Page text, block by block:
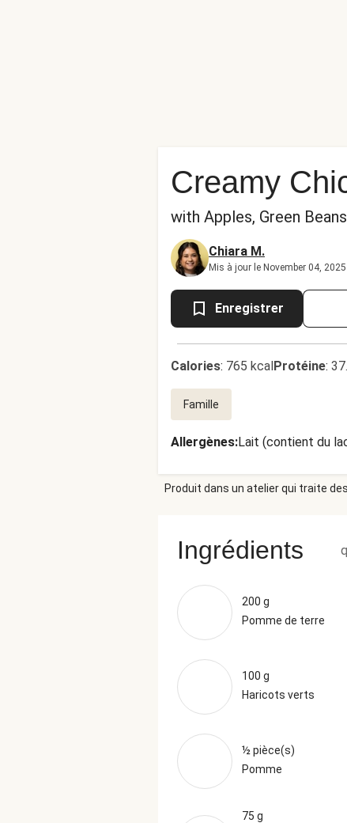
Creamy
with Apples, Green
Chiara M.
Mis à jour le November 04, 2025
Enregistrer
Calories: 765 kcalProtéine:
Famille
Allergènes:Lait (contient du
Produit dans un atelier qui traite
Ingrédients
200 g
Pomme de terre
100 g
Haricots verts
½ pièce(s)
Pomme
75 g